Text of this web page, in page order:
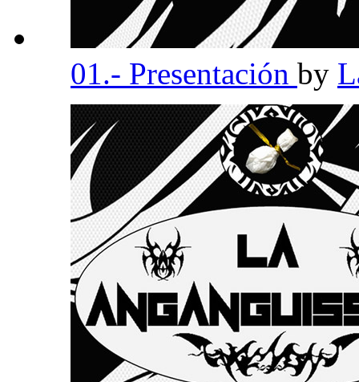
01.- Presentación by